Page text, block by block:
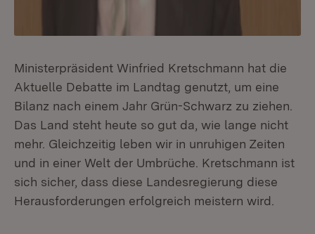
Ministerpräsident Winfried Kretschmann hat die
Aktuelle Debatte im Landtag genutzt, um eine
Bilanz nach einem Jahr Grün-Schwarz zu ziehen.
Das Land steht heute so gut da, wie lange nicht
mehr. Gleichzeitig leben wir in unruhigen Zeiten
und in einer Welt der Umbrüche. Kretschmann ist
sich sicher, dass diese Landesregierung diese
Herausforderungen erfolgreich meistern wird.